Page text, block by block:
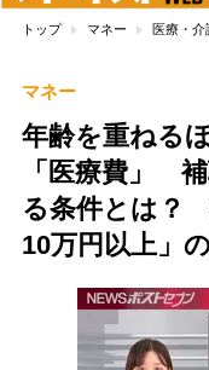
トップ マネー 医療・介
マネー
年齢を重ねる
「医療費」
る条件とは？
10万円以上」